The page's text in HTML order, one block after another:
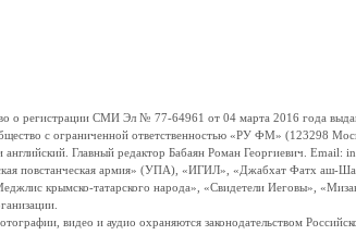
регистрации СМИ Эл № 77-64961 от 04 марта 2016 года
с ограниченной ответственностью «РУ ФМ» (123298
Главный редактор Бабаян Роман Георгиевич.
повстанческая армия» (УПА), «ИГИЛ», «Джабхат Фатх
крымско-татарского народа», «Свидетели Иеговы»,
видео и аудио охраняются законодательством